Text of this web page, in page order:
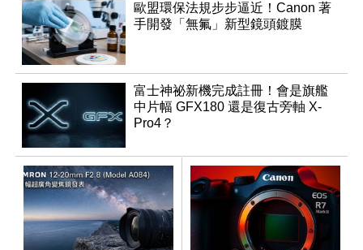
歐盟環保法規步步逼近！Canon 著
手開發「無氟」新型鏡頭鍍膜
富士神祕新機完成註冊！會是旗艦
中片幅 GFX180 還是復古旁軸 X-
Pro4？